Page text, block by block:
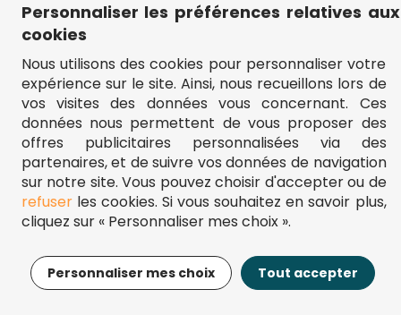
21,95€ Ajouter au panier
› Plan du site
** Frais d'envoi = 6,95 € (France) / gratuit à partir de 45 €.
fou-de-puzzle.com : le site référence pour acheter des puzzles de
qualité à bon prix.
© Fou-de-puzzle.com 2011 - 2026
Personnaliser les préférences relatives aux
cookies
Nous utilisons des cookies pour personnaliser votre
expérience sur le site. Ainsi, nous recueillons lors de
vos visites des données vous concernant. Ces
données nous permettent de vous proposer des
offres publicitaires personnalisées via des
partenaires, et de suivre vos données de navigation
sur notre site. Vous pouvez choisir d'accepter ou de
refuserles cookies. Si vous souhaitez en savoir plus,
cliquez sur « Personnaliser mes choix ».
Personnaliser mes choix Tout accepter